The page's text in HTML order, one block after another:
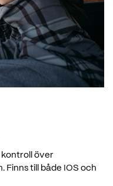
kontroll över
Finns till både IOS och